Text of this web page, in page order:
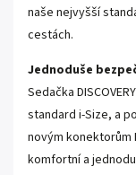
naše nejvyšší
cestách.
Jednoduše
Sedačka
standard i-Size, a
novým konektorům
komfortní a